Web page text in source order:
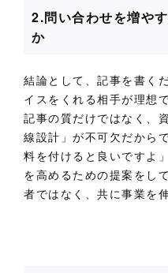
2.問い合わせを増や
か
結論として、記事を書く
イスをくれる相手が理想
記事の質だけではなく、
線設計」が不可欠だから
料を付けると良いですよ
を高めるための提案をし
者ではなく、共に事業を